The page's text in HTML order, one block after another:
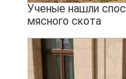
Ученые нашли
мясного скота